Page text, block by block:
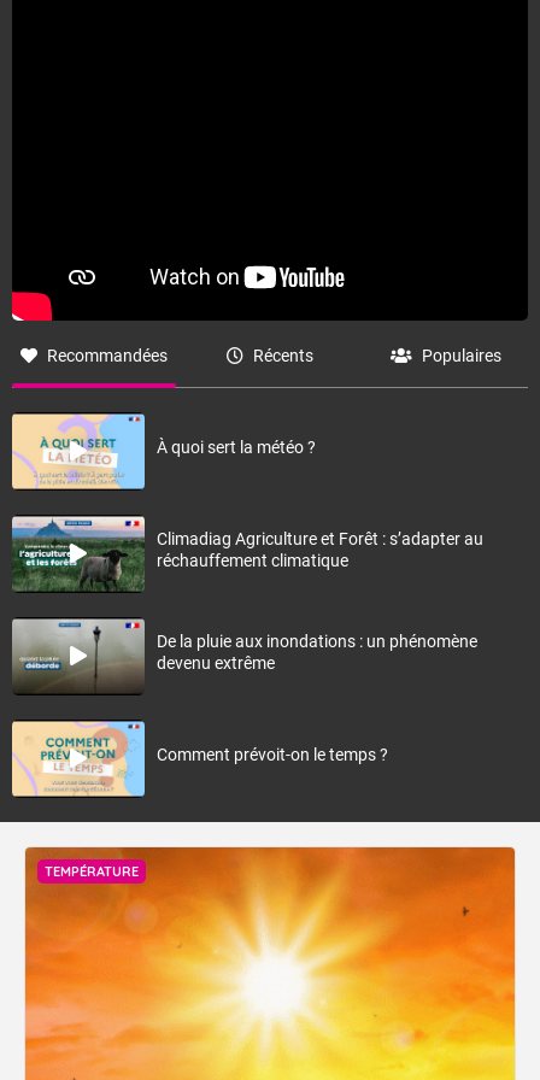
Recommandées Récents Populaires
À quoi sert la météo ?
Climadiag Agriculture et Forêt : s’adapter au
réchauffement climatique
De la pluie aux inondations : un phénomène
devenu extrême
Comment prévoit-on le temps ?
TEMPÉRATURE